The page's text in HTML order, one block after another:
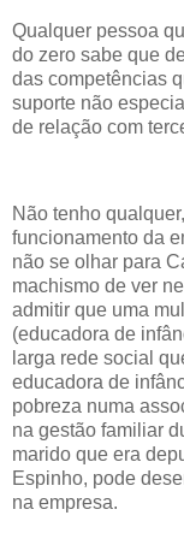
Qualquer pessoa
do zero sabe que
das competências
suporte não
de relação com
Não tenho
funcionamento da
não se olhar para
machismo de ver
admitir que uma
(educadora de
larga rede social
educadora de
pobreza numa
na gestão familiar
marido que era
Espinho, pode
na empresa.